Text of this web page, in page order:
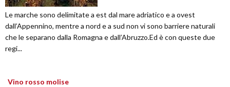
Le marche sono delimitate a est dal mare adriatico e a ovest
dall’Appennino, mentre a nord e a sud non vi sono barriere naturali
che le separano dalla Romagna e dall’Abruzzo.Ed è con queste due
regi...
Vino rosso molise